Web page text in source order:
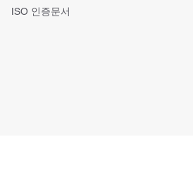
ISO 인증문서